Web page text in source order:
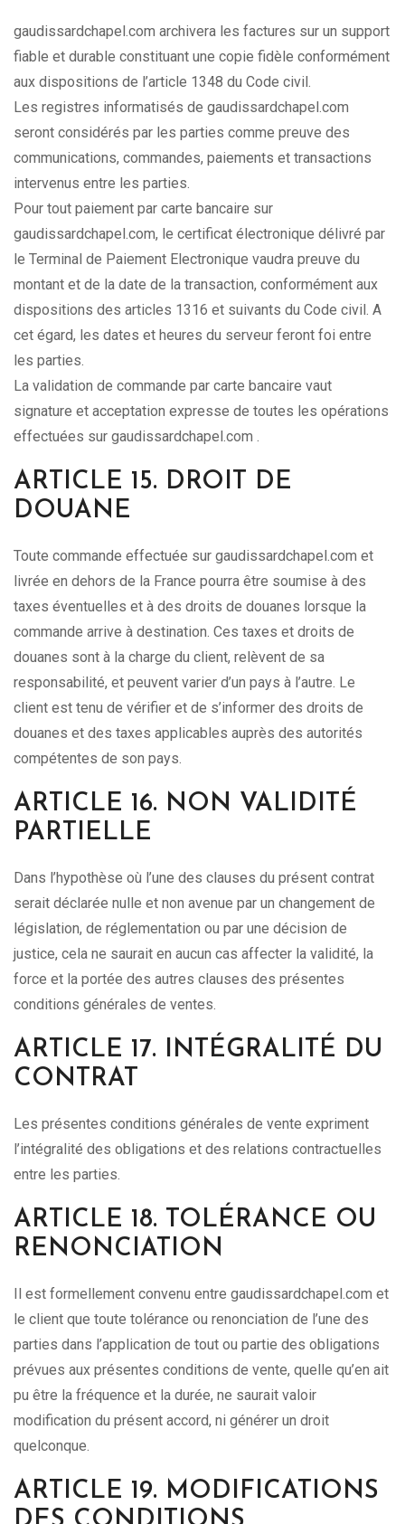
gaudissardchapel.com archivera les factures sur un support
fiable et durable constituant une copie fidèle conformément
aux dispositions de l’article 1348 du Code civil.
Les registres informatisés de gaudissardchapel.com
seront considérés par les parties comme preuve des
communications, commandes, paiements et transactions
intervenus entre les parties.
Pour tout paiement par carte bancaire sur
gaudissardchapel.com, le certificat électronique délivré par
le Terminal de Paiement Electronique vaudra preuve du
montant et de la date de la transaction, conformément aux
dispositions des articles 1316 et suivants du Code civil. A
cet égard, les dates et heures du serveur feront foi entre
les parties.
La validation de commande par carte bancaire vaut
signature et acceptation expresse de toutes les opérations
effectuées sur gaudissardchapel.com .
ARTICLE 15. DROIT DE
DOUANE
Toute commande effectuée sur gaudissardchapel.com et
livrée en dehors de la France pourra être soumise à des
taxes éventuelles et à des droits de douanes lorsque la
commande arrive à destination. Ces taxes et droits de
douanes sont à la charge du client, relèvent de sa
responsabilité, et peuvent varier d’un pays à l’autre. Le
client est tenu de vérifier et de s’informer des droits de
douanes et des taxes applicables auprès des autorités
compétentes de son pays.
ARTICLE 16. NON VALIDITÉ
PARTIELLE
Dans l’hypothèse où l’une des clauses du présent contrat
serait déclarée nulle et non avenue par un changement de
législation, de réglementation ou par une décision de
justice, cela ne saurait en aucun cas affecter la validité, la
force et la portée des autres clauses des présentes
conditions générales de ventes.
ARTICLE 17. INTÉGRALITÉ DU
CONTRAT
Les présentes conditions générales de vente expriment
l’intégralité des obligations et des relations contractuelles
entre les parties.
ARTICLE 18. TOLÉRANCE OU
RENONCIATION
Il est formellement convenu entre gaudissardchapel.com et
le client que toute tolérance ou renonciation de l’une des
parties dans l’application de tout ou partie des obligations
prévues aux présentes conditions de vente, quelle qu’en ait
pu être la fréquence et la durée, ne saurait valoir
modification du présent accord, ni générer un droit
quelconque.
ARTICLE 19. MODIFICATIONS